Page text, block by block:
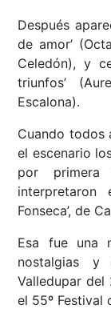
Después
de amor’
Celedón), y
triunfos’
Escalona).
Cuando todos
el escenario
por
Fonseca’, de
Esa fue una
nostalgias
Valledupar
el 55º Festival